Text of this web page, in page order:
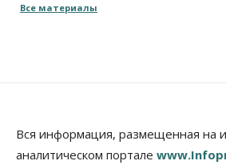
Треть автовладельцев в
07 Августа 2026, 12:35
Все материалы
Вся информация, размещенная на
аналитическом портале